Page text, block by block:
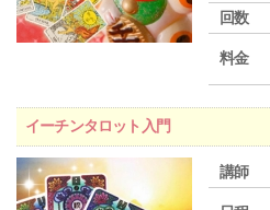
回数
料金
イーチンタロット入門
講師